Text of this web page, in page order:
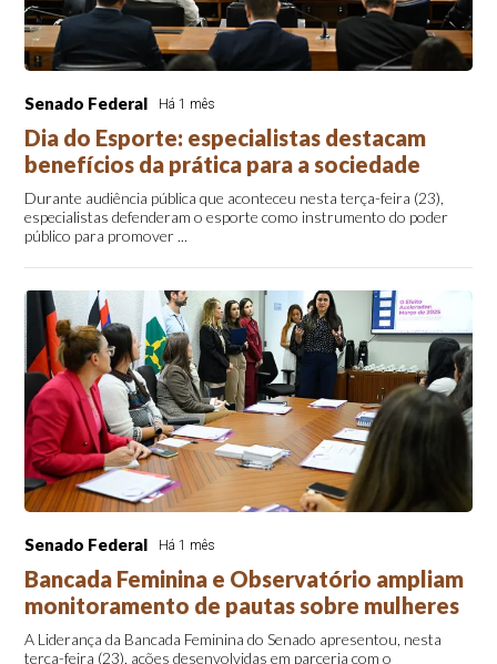
Senado Federal Há 1 mês
Dia do Esporte: especialistas destacam
benefícios da prática para a sociedade
Durante audiência pública que aconteceu nesta terça-feira (23),
especialistas defenderam o esporte como instrumento do poder
público para promover ...
Senado Federal Há 1 mês
Bancada Feminina e Observatório ampliam
monitoramento de pautas sobre mulheres
A Liderança da Bancada Feminina do Senado apresentou, nesta
terça-feira (23), ações desenvolvidas em parceria com o